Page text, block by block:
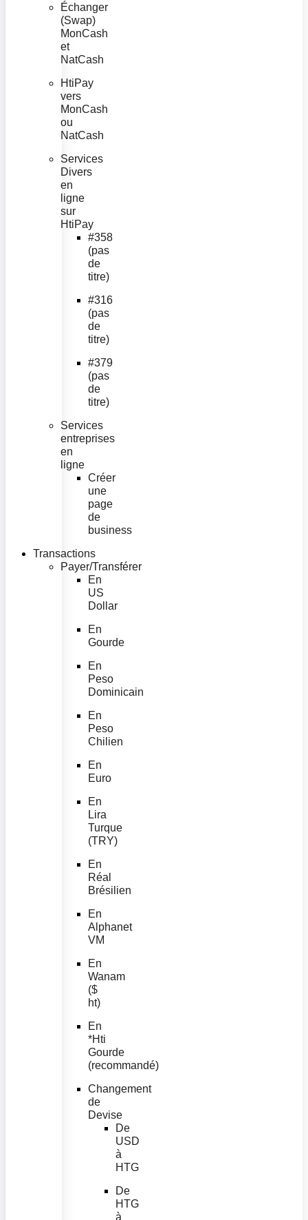
Échanger
(Swap)
MonCash
et
NatCash
HtiPay
vers
MonCash
ou
NatCash
Services
Divers
en
ligne
sur
HtiPay
#358
(pas
de
titre)
#316
(pas
de
titre)
#379
(pas
de
titre)
Services
entreprises
en
ligne
Créer
une
page
de
business
Transactions
Payer/Transférer
En
US
Dollar
En
Gourde
En
Peso
Dominicain
En
Peso
Chilien
En
Euro
En
Lira
Turque
(TRY)
En
Réal
Brésilien
En
Alphanet
VM
En
Wanam
($
ht)
En
*Hti
Gourde
(recommandé)
Changement
de
Devise
De
USD
à
HTG
De
HTG
à